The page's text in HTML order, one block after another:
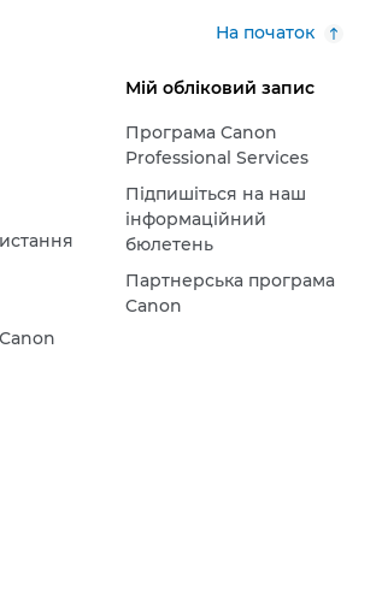
На початок
Мій обліковий запис
Програма Canon
Professional Services
Підпишіться на наш
інформаційний
бюлетень
Партнерська програма
Canon